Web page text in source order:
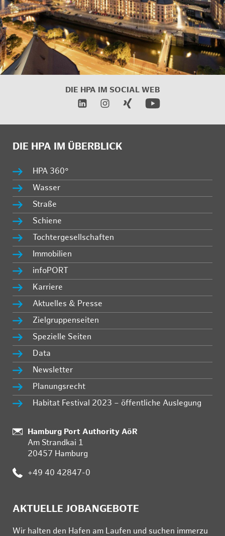
DIE HPA IM SOCIAL WEB
DIE HPA IM ÜBERBLICK
HPA 360°
Wasser
Straße
Schiene
Tochtergesellschaften
Immobilien
infoPORT
Karriere
Aktuelles & Presse
Zielgruppenseiten
Spezielle Seiten
Data
Newsletter
Planungsrecht
Habitat Festival 2023 – öffentliche Auslegung
Standort:
Hamburg Port Authority AöR
Am Strandkai 1
20457 Hamburg
Telefon:
+49 40 42847-0
AKTUELLE JOBANGEBOTE
Wir hal­ten den Ha­fen am Lau­fen und su­chen im­mer­zu